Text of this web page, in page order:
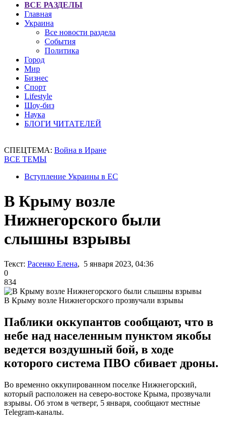
ВСЕ РАЗДЕЛЫ
Главная
Украина
Все новости раздела
События
Политика
Город
Мир
Бизнес
Спорт
Lifestyle
Шоу-биз
Наука
БЛОГИ ЧИТАТЕЛЕЙ
СПЕЦТЕМА: Война в Иране
ВСЕ ТЕМЫ
Вступление Украины в ЕС
В Крыму возле
Нижнегорского были
слышны взрывы
Текст: Расенко Елена, 5 января 2023, 04:36
0
834
В Крыму возле Нижнегорского прозвучали взрывы
Паблики оккупантов сообщают, что в
небе над населенным пунктом якобы
ведется воздушный бой, в ходе
которого система ПВО сбивает дроны.
Во временно оккупированном поселке Нижнегорский,
который расположен на северо-востоке Крыма, прозвучали
взрывы. Об этом в четверг, 5 января, сообщают местные
Telegram-каналы.